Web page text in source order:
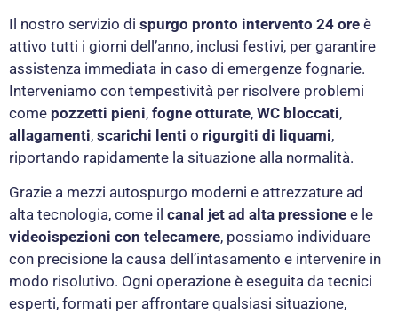
Il nostro servizio di spurgo pronto intervento 24 ore è
attivo tutti i giorni dell’anno, inclusi festivi, per garantire
assistenza immediata in caso di emergenze fognarie.
Interveniamo con tempestività per risolvere problemi
come pozzetti pieni, fogne otturate, WC bloccati,
allagamenti, scarichi lenti o rigurgiti di liquami,
riportando rapidamente la situazione alla normalità.
Grazie a mezzi autospurgo moderni e attrezzature ad
alta tecnologia, come il canal jet ad alta pressione e le
videoispezioni con telecamere, possiamo individuare
con precisione la causa dell’intasamento e intervenire in
modo risolutivo. Ogni operazione è eseguita da tecnici
esperti, formati per affrontare qualsiasi situazione,